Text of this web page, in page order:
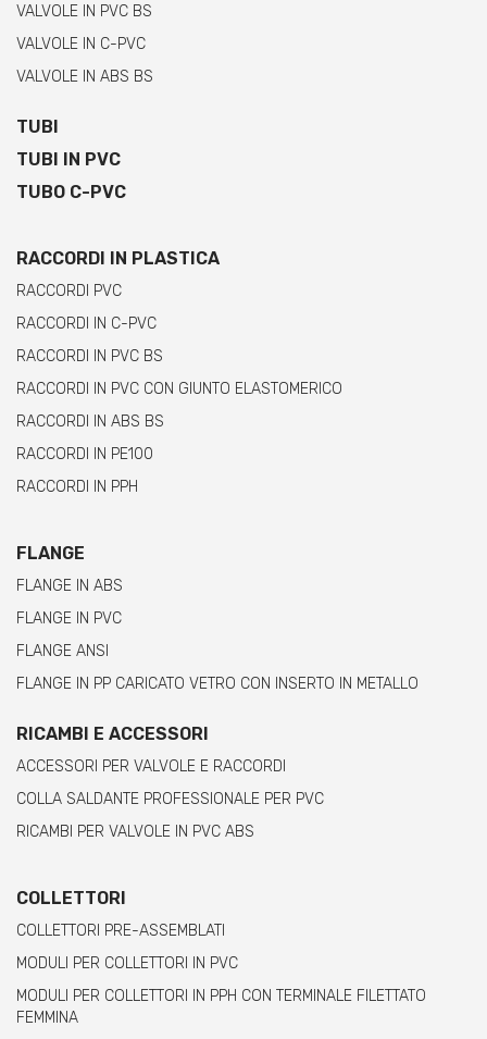
VALVOLE IN PVC BS
VALVOLE IN C-PVC
VALVOLE IN ABS BS
TUBI
TUBI IN PVC
TUBO C-PVC
RACCORDI IN PLASTICA
RACCORDI PVC
RACCORDI IN C-PVC
RACCORDI IN PVC BS
RACCORDI IN PVC CON GIUNTO ELASTOMERICO
RACCORDI IN ABS BS
RACCORDI IN PE100
RACCORDI IN PPH
FLANGE
FLANGE IN ABS
FLANGE IN PVC
FLANGE ANSI
FLANGE IN PP CARICATO VETRO CON INSERTO IN METALLO
RICAMBI E ACCESSORI
ACCESSORI PER VALVOLE E RACCORDI
COLLA SALDANTE PROFESSIONALE PER PVC
RICAMBI PER VALVOLE IN PVC ABS
COLLETTORI
COLLETTORI PRE-ASSEMBLATI
MODULI PER COLLETTORI IN PVC
MODULI PER COLLETTORI IN PPH CON TERMINALE FILETTATO
FEMMINA